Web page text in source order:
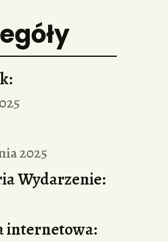
2025
Wydarzenie:
internetowa: